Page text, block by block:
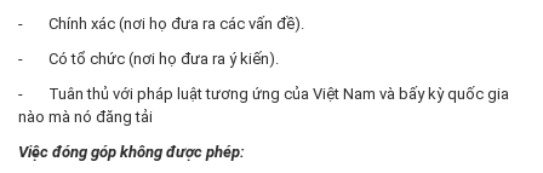
- Chính xác (nơi họ đưa ra các vấn đề).
- Có tổ chức (nơi họ đưa ra ý kiến).
- Tuân thủ với pháp luật tương ứng của Việt Nam và bấy kỳ quốc gia
nào mà nó đăng tải
Việc đóng góp không được phép: